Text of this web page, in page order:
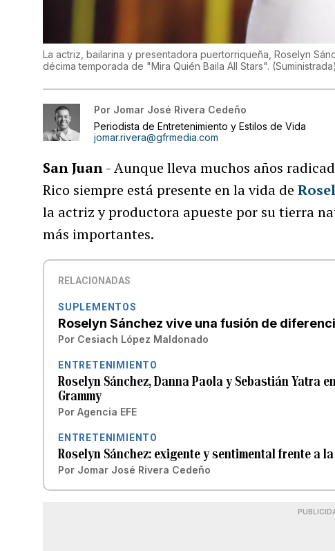
La actriz, bailarina y presentadora puertorriqueña, Roselyn
décima temporada de "Mira Quién Baila All Stars". (Suministrada)
Por Jomar José Rivera Cedeño
Periodista de Entretenimiento y Estilos de Vida
jomar.rivera@gfrmedia.com
San Juan- Aunque lleva muchos años
Rico siempre está presente en la vida de
la actriz y productora apueste por su tierra
más importantes.
RELACIONADAS
SUPLEMENTOS
Roselyn Sánchez vive una fusión de
Por Cesiach López Maldonado
ENTRETENIMIENTO
Roselyn Sánchez, Danna Paola y Sebastián Yatra
Grammy
Por Agencia EFE
ENTRETENIMIENTO
Roselyn Sánchez: exigente y sentimental frente a
Por Jomar José Rivera Cedeño